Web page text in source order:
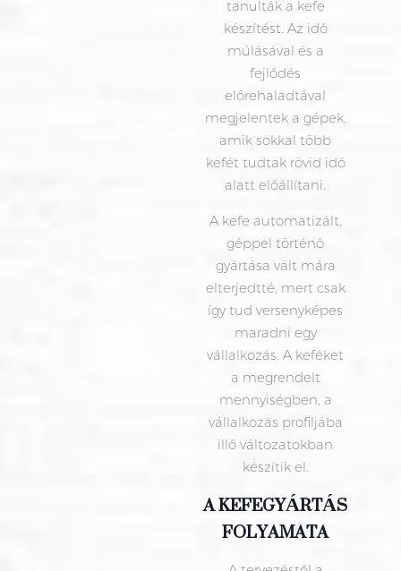
tanulták a kefe
készítést. Az idő
múlásával és a
fejlődés
előrehaladtával
megjelentek a gépek,
amik sokkal több
kefét tudtak rövid idő
alatt előállítani.
A kefe automatizált,
géppel történő
gyártása vált mára
elterjedtté, mert csak
így tud versenyképes
maradni egy
vállalkozás. A keféket
a megrendelt
mennyiségben, a
vállalkozás profiljába
illő változatokban
készítik el.
A KEFEGYÁRTÁS
FOLYAMATA